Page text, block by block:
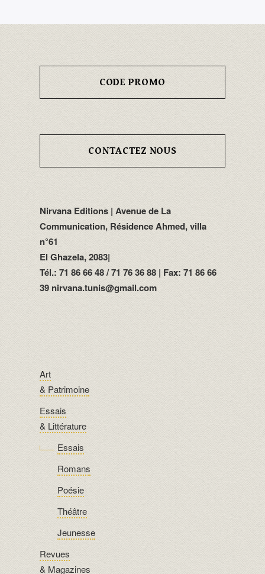
CODE PROMO
CONTACTEZ NOUS
Nirvana Editions | Avenue de La
Communication, Résidence Ahmed, villa
n°61
El Ghazela, 2083|
Tél.: 71 86 66 48 / 71 76 36 88 | Fax: 71 86 66
39 nirvana.tunis@gmail.com
Art
& Patrimoine
Essais
& Littérature
Essais
Romans
Poésie
Théâtre
Jeunesse
Revues
& Magazines